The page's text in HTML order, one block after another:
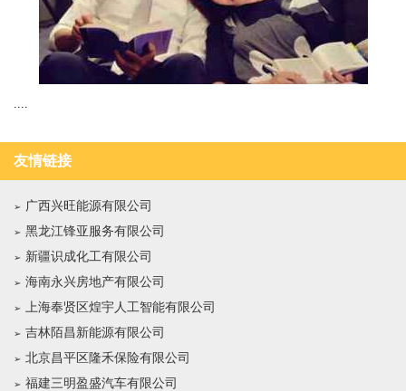
....
友情链接
广西兴旺能源有限公司
黑龙江锋亚服务有限公司
新疆识成化工有限公司
海南永兴房地产有限公司
上海奉贤区煌宇人工智能有限公司
吉林陌昌新能源有限公司
北京昌平区隆禾保险有限公司
福建三明盈盛汽车有限公司